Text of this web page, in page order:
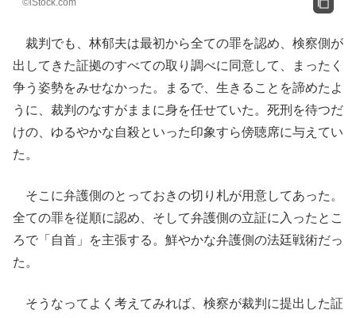
©iStock.com
裁判でも、林郁夫は最初から全ての罪を認め、検察側が
出してきた証拠のすべての取り調べに同意して、まったく
争う姿勢をみせなかった。まるで、生きることを諦めたよ
うに、裁判のなすがままに身を任せていた。死刑を待つだ
けの、ゆるやかな自殺といった印象すら傍聴席に与えてい
た。
そこに弁護側のとっておきの切り札が用意してあった。
全ての罪を従順に認め、そして弁護側の立証に入ったとこ
ろで「自首」を主張する。鮮やかな弁護側の法廷戦術だっ
た。
そうなってよく考えてみれば、検察が裁判に提出した証